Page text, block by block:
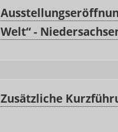
Welt“ -
Zusätzliche